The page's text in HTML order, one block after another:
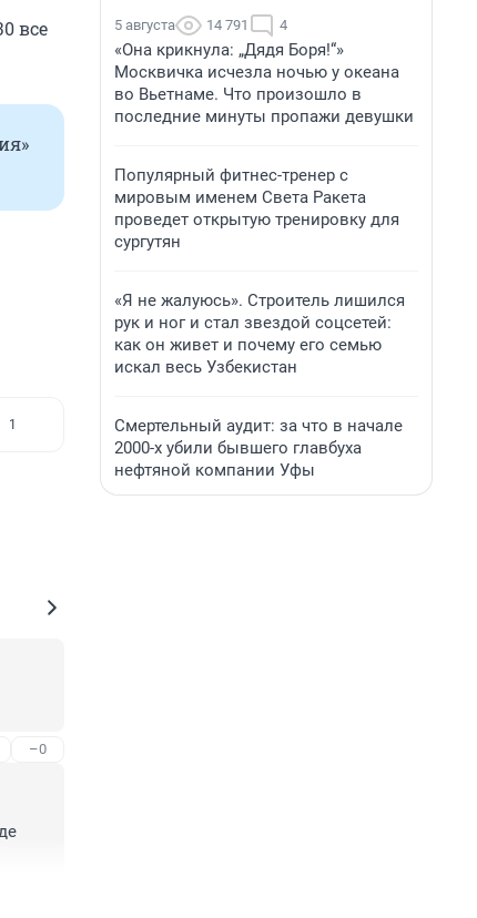
все
1
–0
5 августа 14 791 4
«Она крикнула: „Дядя Боря!“»
Москвичка исчезла ночью у океана
во Вьетнаме. Что произошло в
последние минуты пропажи девушки
Популярный фитнес-тренер с
мировым именем Света Ракета
проведет открытую тренировку для
сургутян
«Я не жалуюсь». Строитель лишился
рук и ног и стал звездой соцсетей:
как он живет и почему его семью
искал весь Узбекистан
Смертельный аудит: за что в начале
2000-х убили бывшего главбуха
нефтяной компании Уфы